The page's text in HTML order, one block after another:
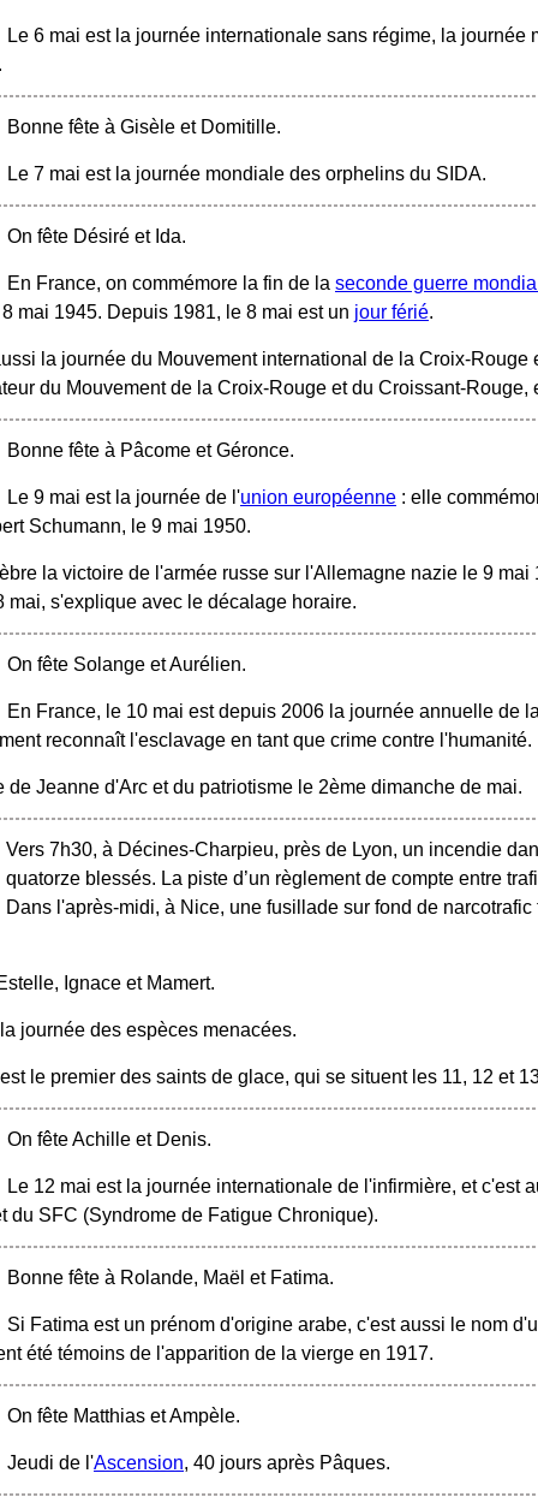
Le 6 mai est la journée internationale sans régime, la
Bonne fête à Gisèle et Domitille.
Le 7 mai est la journée mondiale des orphelins du SIDA.
On fête Désiré et Ida.
En France, on commémore la fin de la seconde guerre
mai 1945. Depuis 1981, le 8 mai est un jour férié.
la journée du Mouvement international de la Croix-Rouge
du Mouvement de la Croix-Rouge et du Croissant-Rouge,
Bonne fête à Pâcome et Géronce.
Le 9 mai est la journée de l'union européenne : elle
Schumann, le 9 mai 1950.
la victoire de l'armée russe sur l'Allemagne nazie le 9 mai
mai, s'explique avec le décalage horaire.
On fête Solange et Aurélien.
En France, le 10 mai est depuis 2006 la journée annuelle de
reconnaît l'esclavage en tant que crime contre l'humanité.
de Jeanne d'Arc et du patriotisme le 2ème dimanche de mai.
Vers 7h30, à Décines-Charpieu, près de Lyon, un incendie
quatorze blessés. La piste d’un règlement de compte entre
Dans l'après-midi, à Nice, une fusillade sur fond de
Ignace et Mamert.
journée des espèces menacées.
le premier des saints de glace, qui se situent les 11, 12 et
On fête Achille et Denis.
Le 12 mai est la journée internationale de l'infirmière, et c'est
du SFC (Syndrome de Fatigue Chronique).
Bonne fête à Rolande, Maël et Fatima.
Si Fatima est un prénom d'origine arabe, c'est aussi le nom
été témoins de l'apparition de la vierge en 1917.
On fête Matthias et Ampèle.
Jeudi de l'Ascension, 40 jours après Pâques.